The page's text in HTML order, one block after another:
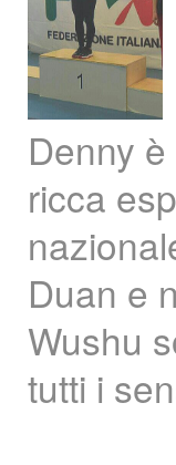
Denny
ricca
Duan e
Wushu
tutti i